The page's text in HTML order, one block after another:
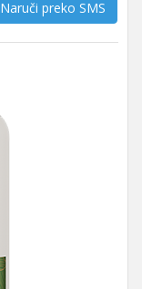
Naruči preko SMS